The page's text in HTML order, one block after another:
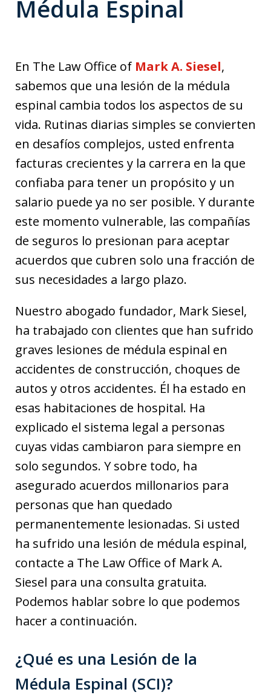
Médula Espinal
En The Law Office of Mark A. Siesel,
sabemos que una lesión de la médula
espinal cambia todos los aspectos de su
vida. Rutinas diarias simples se convierten
en desafíos complejos, usted enfrenta
facturas crecientes y la carrera en la que
confiaba para tener un propósito y un
salario puede ya no ser posible. Y durante
este momento vulnerable, las compañías
de seguros lo presionan para aceptar
acuerdos que cubren solo una fracción de
sus necesidades a largo plazo.
Nuestro abogado fundador, Mark Siesel,
ha trabajado con clientes que han sufrido
graves lesiones de médula espinal en
accidentes de construcción, choques de
autos y otros accidentes. Él ha estado en
esas habitaciones de hospital. Ha
explicado el sistema legal a personas
cuyas vidas cambiaron para siempre en
solo segundos. Y sobre todo, ha
asegurado acuerdos millonarios para
personas que han quedado
permanentemente lesionadas. Si usted
ha sufrido una lesión de médula espinal,
contacte a The Law Office of Mark A.
Siesel para una consulta gratuita.
Podemos hablar sobre lo que podemos
hacer a continuación.
¿Qué es una Lesión de la
Médula Espinal (SCI)?